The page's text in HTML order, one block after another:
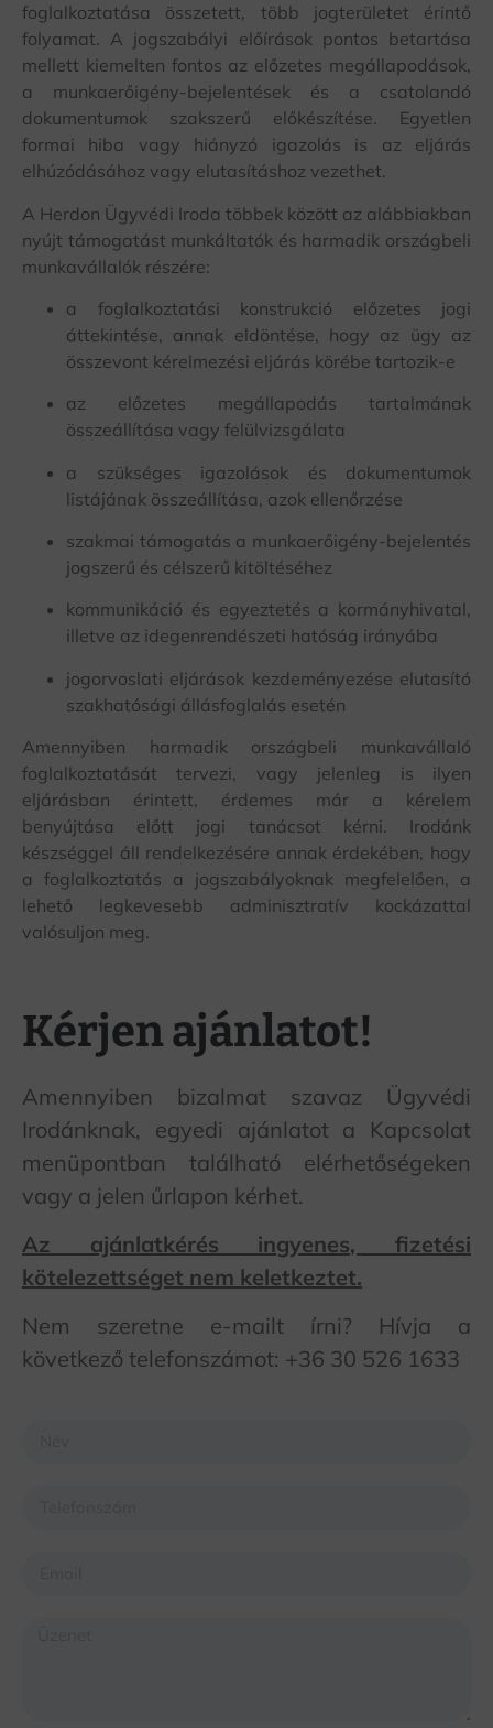
foglalkoztatása összetett, több jogterületet érintő
folyamat. A jogszabályi előírások pontos betartása
mellett kiemelten fontos az előzetes megállapodások,
a munkaerőigény-bejelentések és a csatolandó
dokumentumok szakszerű előkészítése. Egyetlen
formai hiba vagy hiányzó igazolás is az eljárás
elhúzódásához vagy elutasításhoz vezethet.
A Herdon Ügyvédi Iroda többek között az alábbiakban
nyújt támogatást munkáltatók és harmadik országbeli
munkavállalók részére:
a foglalkoztatási konstrukció előzetes jogi
áttekintése, annak eldöntése, hogy az ügy az
összevont kérelmezési eljárás körébe tartozik-e
az előzetes megállapodás tartalmának
összeállítása vagy felülvizsgálata
a szükséges igazolások és dokumentumok
listájának összeállítása, azok ellenőrzése
szakmai támogatás a munkaerőigény-bejelentés
jogszerű és célszerű kitöltéséhez
kommunikáció és egyeztetés a kormányhivatal,
illetve az idegenrendészeti hatóság irányába
jogorvoslati eljárások kezdeményezése elutasító
szakhatósági állásfoglalás esetén
Amennyiben harmadik országbeli munkavállaló
foglalkoztatását tervezi, vagy jelenleg is ilyen
eljárásban érintett, érdemes már a kérelem
benyújtása előtt jogi tanácsot kérni. Irodánk
készséggel áll rendelkezésére annak érdekében, hogy
a foglalkoztatás a jogszabályoknak megfelelően, a
lehető legkevesebb adminisztratív kockázattal
valósuljon meg.
Kérjen ajánlatot!
Amennyiben bizalmat szavaz Ügyvédi
Irodánknak, egyedi ajánlatot a Kapcsolat
menüpontban található elérhetőségeken
vagy a jelen űrlapon kérhet.
Az ajánlatkérés ingyenes, fizetési
kötelezettséget nem keletkeztet.
Nem szeretne e-mailt írni? Hívja a
következő telefonszámot: +36 30 526 1633